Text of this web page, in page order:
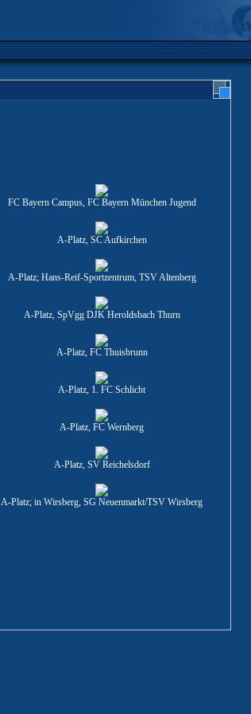
FC Bayern Campus, FC Bayern München Jugend
A-Platz, SC Aufkirchen
A-Platz; Hans-Reif-Sportzentrum, TSV Altenberg
A-Platz, SpVgg DJK Heroldsbach Thurn
A-Platz, FC Thuisbrunn
A-Platz, 1. FC Schlicht
A-Platz, FC Wernberg
A-Platz, SV Reichelsdorf
A-Platz; in Wirsberg, SG Neuenmarkt/TSV Wirsberg